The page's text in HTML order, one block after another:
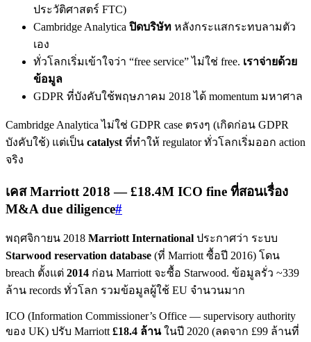
ประวัติศาสตร์ FTC)
Cambridge Analytica ปิดบริษัท หลังกระแสกระทบลามตัว
เอง
ทั่วโลกเริ่มเข้าใจว่า “free service” ไม่ใช่ free. เราจ่ายด้วย
ข้อมูล
GDPR ที่บังคับใช้พฤษภาคม 2018 ได้ momentum มหาศาล
Cambridge Analytica ไม่ใช่ GDPR case ตรงๆ (เกิดก่อน GDPR
บังคับใช้) แต่เป็น catalyst ที่ทำให้ regulator ทั่วโลกเริ่มออก action
จริง
เคส Marriott 2018 — £18.4M ICO fine ที่สอนเรื่อง
M&A due diligence#
พฤศจิกายน 2018 Marriott International ประกาศว่า ระบบ
Starwood reservation database (ที่ Marriott ซื้อปี 2016) โดน
breach ตั้งแต่ 2014 ก่อน Marriott จะซื้อ Starwood. ข้อมูลรั่ว ~339
ล้าน records ทั่วโลก รวมข้อมูลผู้ใช้ EU จำนวนมาก
ICO (Information Commissioner’s Office — supervisory authority
ของ UK) ปรับ Marriott £18.4 ล้านในปี 2020 (ลดจาก £99 ล้านที่